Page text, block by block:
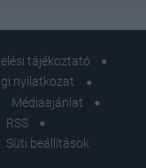
tájékoztató
nyilatkozat
Médiaajánlat
RSS
Süti beállítások